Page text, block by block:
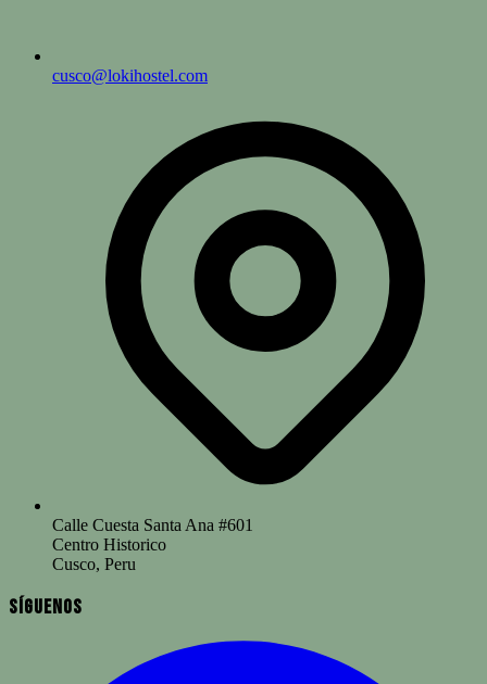
cusco@lokihostel.com
Calle Cuesta Santa Ana #601
Centro Historico
Cusco, Peru
Síguenos